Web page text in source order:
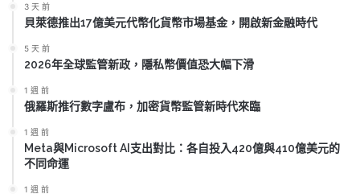
3 天 前
貝萊德推出17億美元代幣化貨幣市場基金，開啟新金融時代
5 天 前
2026年全球監管新政，隱私幣價值恐大幅下滑
1 週 前
俄羅斯推行數字盧布，加密貨幣監管新時代來臨
1 週 前
Meta與Microsoft AI支出對比：各自投入420億與410億美元的
不同命運
1 週 前